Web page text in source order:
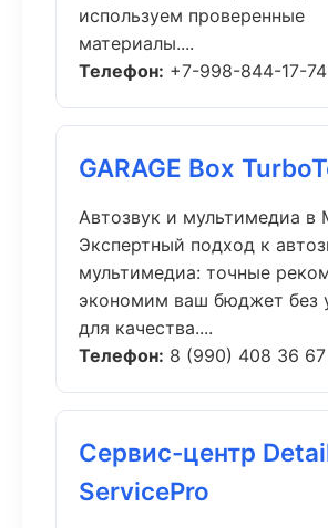
используем проверенные
материалы....
Телефон: +7-998-844-17-74
GARAGE Box
Автозвук и мультимедиа в
Экспертный подход к
мультимедиа: точные
экономим ваш бюджет без
для качества....
Телефон: 8 (990) 408 36 67
Сервис-центр
ServicePro